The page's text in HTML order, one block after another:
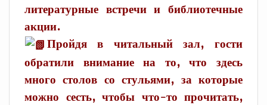
литературные встречи и библиотечные
акции.
Пройдя в читальный зал, гости
обратили внимание на то, что здесь
много столов со стульями, за которые
можно сесть, чтобы что-то прочитать,